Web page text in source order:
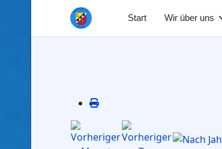
Start Wir über uns